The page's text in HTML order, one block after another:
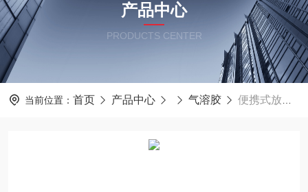
产品中心
PRODUCTS CENTER
当前位置： 首页 产品中心 气溶胶 便携式放射性气溶胶测量仪MR-G310